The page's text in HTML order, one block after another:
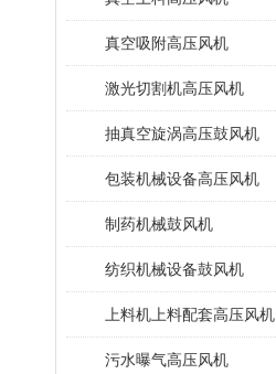
真空吸附高压风机
激光切割机高压风机
抽真空旋涡高压鼓风机
包装机械设备高压风机
制药机械鼓风机
纺织机械设备鼓风机
上料机上料配套高压风机
污水曝气高压风机